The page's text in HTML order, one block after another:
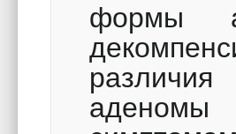
формы
аденомы